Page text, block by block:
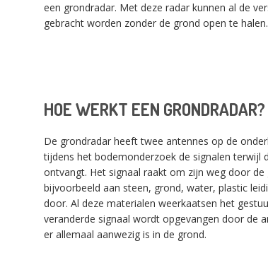
een grondradar. Met deze radar kunnen al de
gebracht worden zonder de grond open te halen.
HOE WERKT EEN GRONDRADAR?
De grondradar heeft twee antennes op de
tijdens het bodemonderzoek de signalen terwijl
ontvangt. Het signaal raakt om zijn weg door
bijvoorbeeld aan steen, grond, water, plastic
door. Al deze materialen weerkaatsen het
veranderde signaal wordt opgevangen door de
er allemaal aanwezig is in de grond.